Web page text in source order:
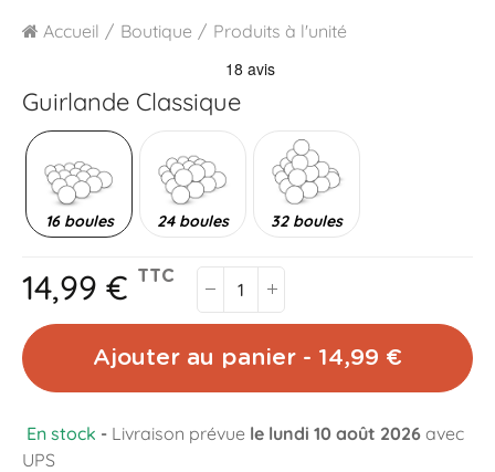
Accueil Boutique Produits à l'unité
Guirlande Classique
16 boules 24 boules 32 boules
14,99 € TTC
Ajouter au panier - 14,99 €
En stock - Livraison prévue le lundi 10 août 2026 avec
UPS